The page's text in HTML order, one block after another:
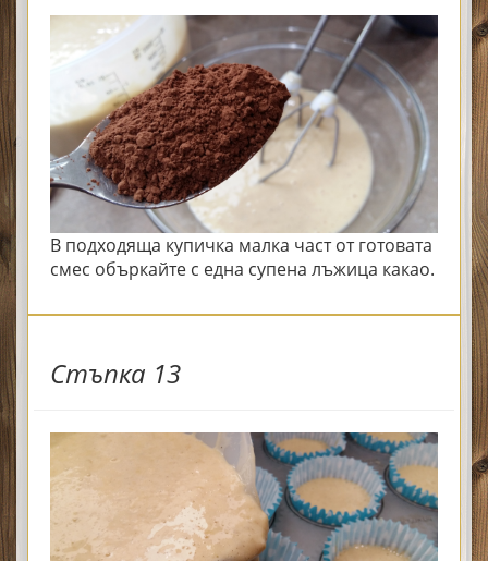
В подходяща купичка малка част от готовата
смес объркайте с една супена лъжица какао.
Стъпка 13